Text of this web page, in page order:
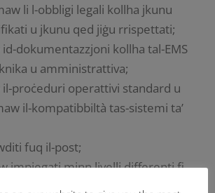
li l-obbligi legali kollha jkunu
u jkunu qed jiġu rrispettati;
id-dokumentazzjoni kollha tal-EMS
u amministrattiva;
il-proċeduri operattivi standard u
il-kompatibbiltà tas-sistemi ta’
fuq il-post;
impjegati minn livelli differenti fi